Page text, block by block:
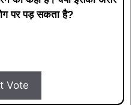
पर पड़ सकता है?
Vote